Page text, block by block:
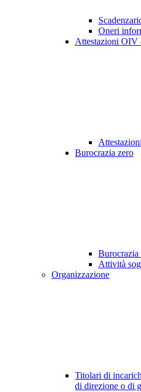
Oneri
Attestazioni OIV
Burocrazia zero
Burocrazia
Attività
Organizzazione
Titolari di
di direzione o di